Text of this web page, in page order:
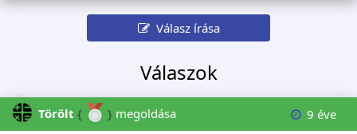
Válasz írása
Válaszok
Törölt { } megoldása 9 éve